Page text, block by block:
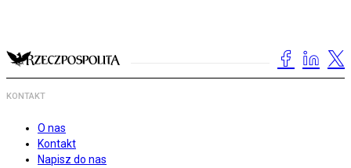
KONTAKT
O nas
Kontakt
Napisz do nas